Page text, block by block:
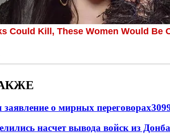
заявление о мирных переговорах
насчет вывода войск из